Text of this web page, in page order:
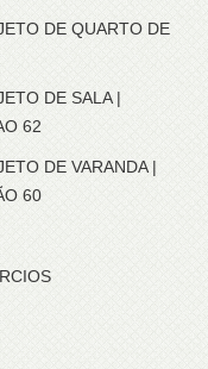
DE QUARTO DE
DE SALA |
62
DE VARANDA |
60